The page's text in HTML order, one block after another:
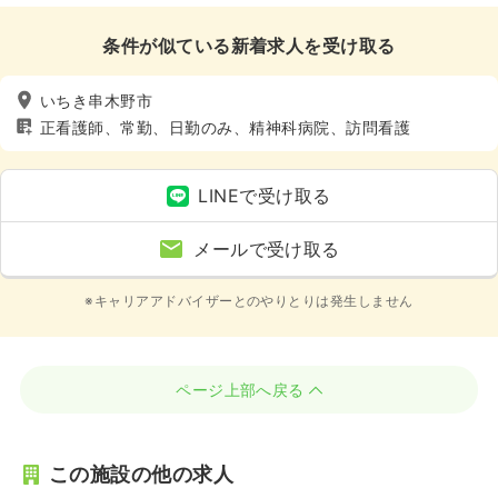
条件が似ている新着求人を受け取る
いちき串木野市
正看護師、常勤、日勤のみ、精神科病院、訪問看護
LINEで受け取る
メールで受け取る
※キャリアアドバイザーとのやりとりは発生しません
ページ上部へ戻る
この施設の他の求人